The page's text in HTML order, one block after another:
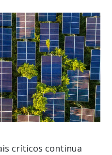
críticos continua